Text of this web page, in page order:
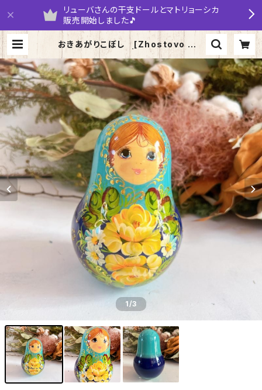
リューバさんの干支ドールとマトリョーシカ
販売開始しました🎵
おきあがりこぼし [Zhostovo ジョ
ストボ] 15cm | yarumaruka
1/3